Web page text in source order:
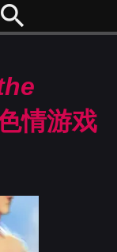
search
情游戏